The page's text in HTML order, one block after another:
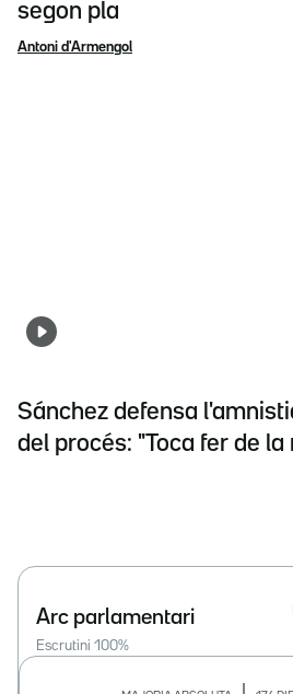
segon pla
Antoni d'Armengol
Sánchez defensa
del procés: "Toca fer de
Arc parlamentari
Escrutini 100%